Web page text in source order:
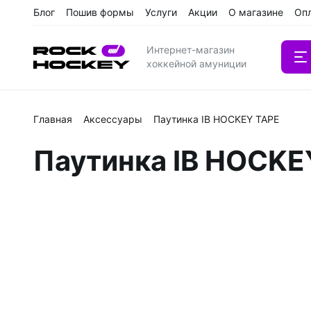
Блог Пошив формы Услуги Акции О магазине
Интернет-магазин
хоккейной амуниции
Клюшки
Главная Аксессуары Паутинка IB HOCKEY TAPE
Паутинка IB